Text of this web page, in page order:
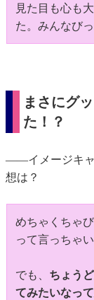
見た目も心も
た。みんなび
まさにグ
た！？
――イメージキャ
想は？
めちゃくちゃ
って言っちゃい
でも、 ちょう
てみたいなっ